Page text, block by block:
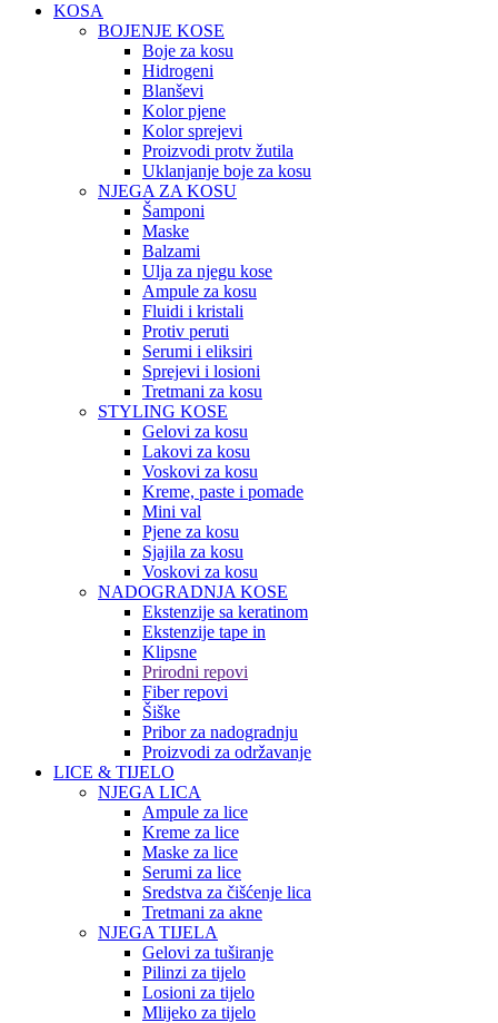
KOSA
BOJENJE KOSE
Boje za kosu
Hidrogeni
Blanševi
Kolor pjene
Kolor sprejevi
Proizvodi protv žutila
Uklanjanje boje za kosu
NJEGA ZA KOSU
Šamponi
Maske
Balzami
Ulja za njegu kose
Ampule za kosu
Fluidi i kristali
Protiv peruti
Serumi i eliksiri
Sprejevi i losioni
Tretmani za kosu
STYLING KOSE
Gelovi za kosu
Lakovi za kosu
Voskovi za kosu
Kreme, paste i pomade
Mini val
Pjene za kosu
Sjajila za kosu
Voskovi za kosu
NADOGRADNJA KOSE
Ekstenzije sa keratinom
Ekstenzije tape in
Klipsne
Prirodni repovi
Fiber repovi
Šiške
Pribor za nadogradnju
Proizvodi za održavanje
LICE & TIJELO
NJEGA LICA
Ampule za lice
Kreme za lice
Maske za lice
Serumi za lice
Sredstva za čišćenje lica
Tretmani za akne
NJEGA TIJELA
Gelovi za tuširanje
Pilinzi za tijelo
Losioni za tijelo
Mlijeko za tijelo